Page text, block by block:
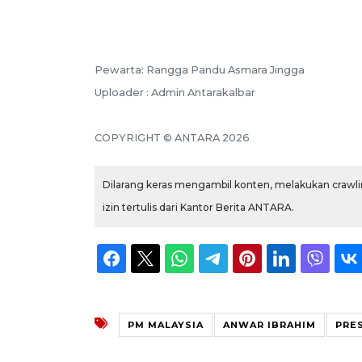
Pewarta: Rangga Pandu Asmara Jingga
Uploader : Admin Antarakalbar
COPYRIGHT © ANTARA 2026
Dilarang keras mengambil konten, melakukan
izin tertulis dari Kantor Berita ANTARA.
PM MALAYSIA ANWAR IBRAHIM